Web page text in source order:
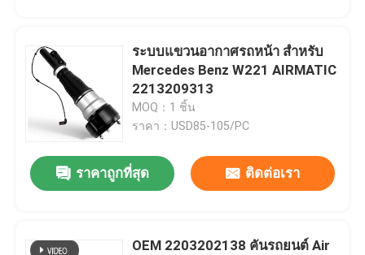
ระบบแขวนอากาศรถหน้า สําหรับ
Mercedes Benz W221 AIRMATIC
2213209313
MOQ：1 ชิ้น
ราคา：USD85-105/PC
ราคาถูกที่สุด ติดต่อเรา
OEM 2203202138 คันรถยนต์ Air